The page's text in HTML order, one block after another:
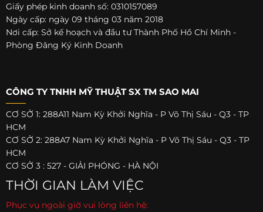
Giấy phép kinh doanh số: 0310157089
Ngày cấp: ngày 09 tháng 03 năm 2018
Nơi cấp: Sở kế hoạch và đầu tư Thành Phố Hồ Chí Minh -
Phòng Đăng Ký Kinh Doanh
CÔNG TY TNHH MỸ THUẬT SX TM SAO MAI
CƠ SỞ 1: 288A11 Nam Kỳ Khởi Nghĩa - P Võ Thị Sáu - Q3 - TP
HCM
CƠ SỞ 2: 288A7 Nam Kỳ Khởi Nghĩa - P Võ Thị Sáu - Q3 - TP
HCM
CƠ SỞ 3 : 527 - GIẢI PHÓNG - HÀ NỘI
THỜI GIAN LÀM VIỆC
Phục vụ ngoài giờ vui lòng liên hệ: